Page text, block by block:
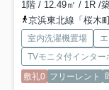
1階 / 12.49㎡ / 1R /
京浜東北線「桜木
室内洗濯機置場
TVモニタ付インター
敷礼0 フリーレント